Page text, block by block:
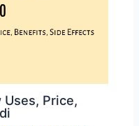
Uses, Price,